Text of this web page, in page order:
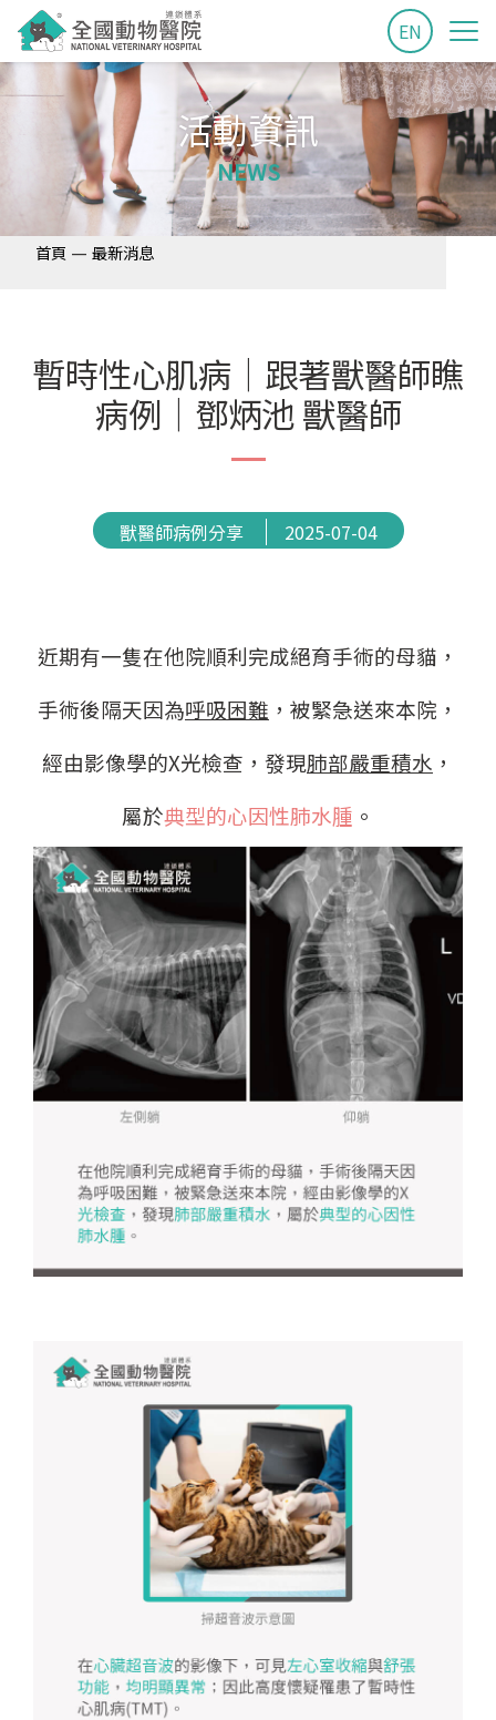
EN
活動資訊
NEWS
首頁 — 最新消息
暫時性心肌病│跟著獸醫師瞧
病例│鄧炳池 獸醫師
獸醫師病例分享 2025-07-04
近期有一隻在他院順利完成絕育手術的母貓，
手術後隔天因為呼吸困難 ，被緊急送來本院，
經由影像學的X光檢查，發現肺部嚴重積水 ，
屬於典型的心因性肺水腫 。